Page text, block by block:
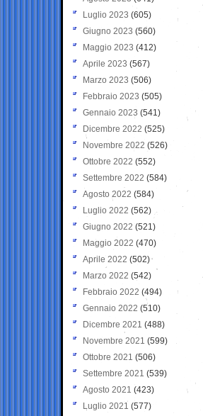
Luglio 2023 (605)
Giugno 2023 (560)
Maggio 2023 (412)
Aprile 2023 (567)
Marzo 2023 (506)
Febbraio 2023 (505)
Gennaio 2023 (541)
Dicembre 2022 (525)
Novembre 2022 (526)
Ottobre 2022 (552)
Settembre 2022 (584)
Agosto 2022 (584)
Luglio 2022 (562)
Giugno 2022 (521)
Maggio 2022 (470)
Aprile 2022 (502)
Marzo 2022 (542)
Febbraio 2022 (494)
Gennaio 2022 (510)
Dicembre 2021 (488)
Novembre 2021 (599)
Ottobre 2021 (506)
Settembre 2021 (539)
Agosto 2021 (423)
Luglio 2021 (577)